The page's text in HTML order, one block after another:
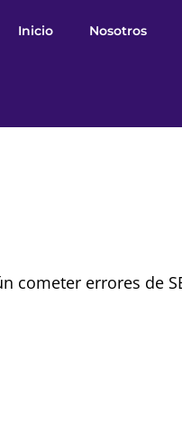
Inicio Nosotros
cometer errores de